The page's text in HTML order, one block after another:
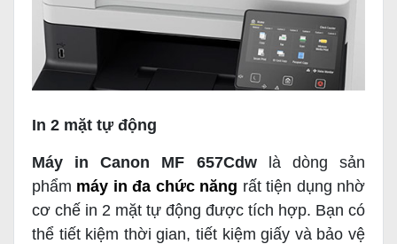
In 2 mặt tự động
Máy in Canon MF 657Cdwlà dòng sản
phẩm máy in đa chức năng rất tiện dụng nhờ
cơ chế in 2 mặt tự động được tích hợp. Bạn có
thể tiết kiệm thời gian, tiết kiệm giấy và bảo vệ